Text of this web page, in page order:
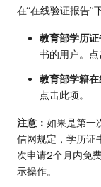
在“在线验证报告”
教育部学历证
书的用户。点
教育部学籍在
点击此项。
注意： 如果是第一
信网规定，学历证
次申请2个月内免
示操作。